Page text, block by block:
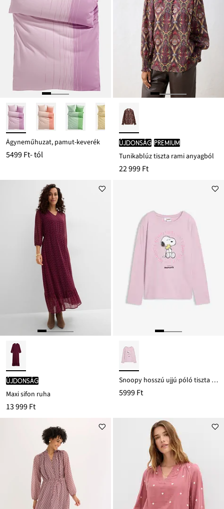
Ágyneműhuzat, pamut-keverék
5499 Ft- tól
újdonság PREMIUM
Tunikablúz tiszta rami anyagból
22 999 Ft
újdonság
Maxi sifon ruha
13 999 Ft
Snoopy hosszú ujjú póló tiszta pamutból
5999 Ft